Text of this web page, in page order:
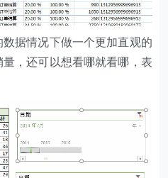
据情况下做一个更加直观的
，还可以想看哪就看哪，表